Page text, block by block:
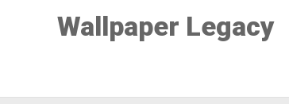
Wallpaper Legacy